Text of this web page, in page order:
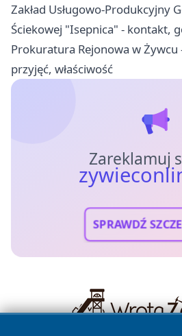
Zakład Usługowo-Produkcyjny
Ściekowej "Isepnica" - kontakt,
Prokuratura Rejonowa w
przyjęć, właściwość
Zareklamuj
SPRAWDŹ